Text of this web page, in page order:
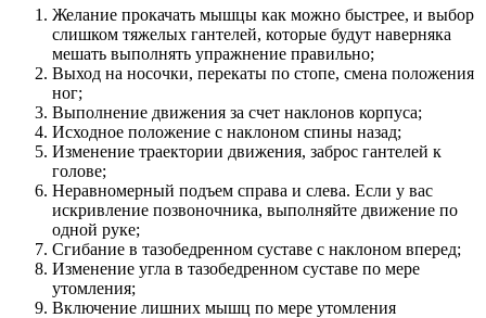
Желание прокачать мышцы как можно быстрее, и выбор
слишком тяжелых гантелей, которые будут наверняка
мешать выполнять упражнение правильно;
Выход на носочки, перекаты по стопе, смена положения
ног;
Выполнение движения за счет наклонов корпуса;
Исходное положение с наклоном спины назад;
Изменение траектории движения, заброс гантелей к
голове;
Неравномерный подъем справа и слева. Если у вас
искривление позвоночника, выполняйте движение по
одной руке;
Сгибание в тазобедренном суставе с наклоном вперед;
Изменение угла в тазобедренном суставе по мере
утомления;
Включение лишних мышц по мере утомления